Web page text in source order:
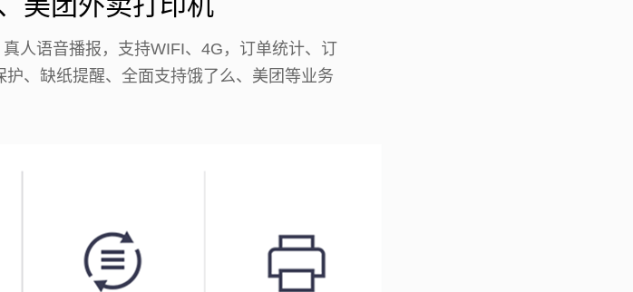
人语音播报，支持WIFI、4G，订单统计、订
、缺纸提醒、全面支持饿了么、美团等业务